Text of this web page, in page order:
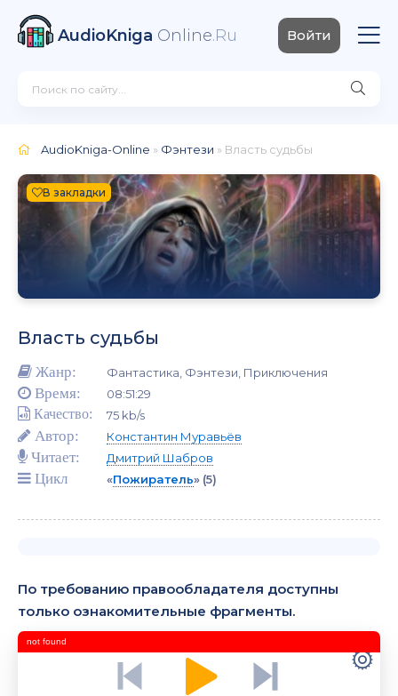
AudioKniga Online.Ru Войти
AudioKniga-Online » Фэнтези » Власть судьбы
В закладки
Власть судьбы
Жанр: Фантастика, Фэнтези, Приключения
Время: 08:51:29
Качество: 75 kb/s
Автор: Константин Муравьёв
Читает: Дмитрий Шабров
Цикл «Пожиратель» (5)
По требованию правообладателя доступны
только ознакомительные фрагменты.
not found